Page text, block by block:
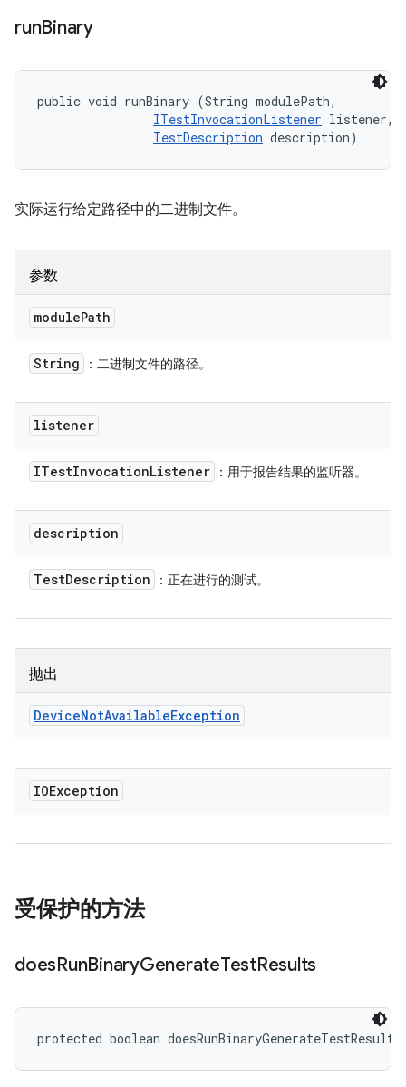
runBinary
public void runBinary (String modulePath,
ITestInvocationListener listener,
TestDescription description)
实际运行给定路径中的二进制文件。
参数
modulePath
String ：二进制文件的路径。
listener
ITestInvocationListener ：用于报告结果的监听器。
description
TestDescription ：正在进行的测试。
抛出
DeviceNotAvailableException
IOException
受保护的方法
doesRunBinaryGenerateTestResults
protected boolean